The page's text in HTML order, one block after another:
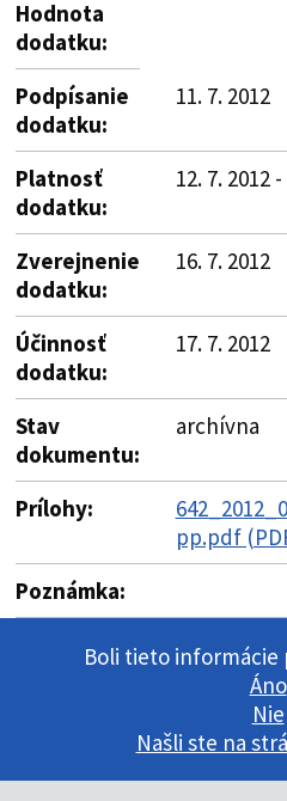
Hodnota
dodatku:
Podpísanie
dodatku:
11. 7. 2012
Platnosť
dodatku:
12. 7. 2012
Zverejnenie
dodatku:
16. 7. 2012
Účinnosť
dodatku:
17. 7. 2012
Stav
dokumentu:
archívna
Prílohy:
pp.pdf
Poznámka:
Boli tieto informácie
Áno
Nie
Našli ste na